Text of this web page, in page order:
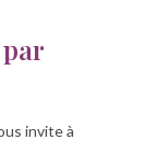
invite à